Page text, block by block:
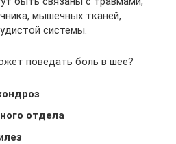
мышечных тканей,
системы.
поведать боль в шее?
отдела